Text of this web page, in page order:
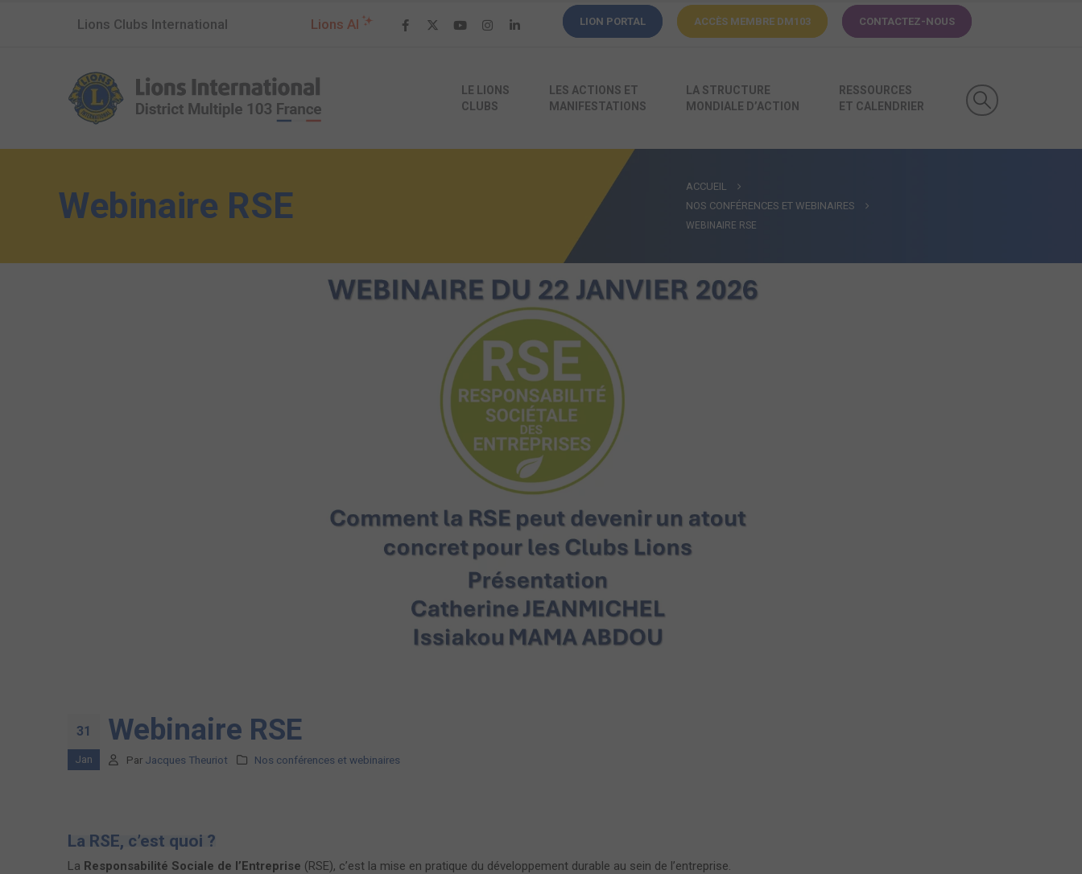
Lions Clubs International Lions AI LION PORTAL ACCÈS MEMBRE DM103 CONTACTEZ-NOUS
LE LIONS
CLUBS
LES ACTIONS ET
MANIFESTATIONS
LA STRUCTURE
MONDIALE D’ACTION
RESSOURCES
ET CALENDRIER
Webinaire RSE
ACCUEIL
NOS CONFÉRENCES ET WEBINAIRES
WEBINAIRE RSE
31
Jan
Webinaire RSE
Par Jacques Theuriot Nos conférences et webinaires
La RSE, c’est quoi ?
La Responsabilité Sociale de l’Entreprise (RSE), c’est la mise en pratique du développement durable au sein de l’entreprise.